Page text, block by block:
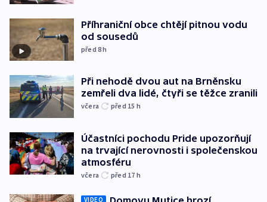
Příhraniční obce chtějí pitnou vodu
od sousedů
před 8h
Při nehodě dvou aut na Brněnsku
zemřeli dva lidé, čtyři se těžce zranili
včera před 15 h
Účastníci pochodu Pride upozorňují
na trvající nerovnosti i společenskou
atmosféru
včera před 17 h
VIDEO